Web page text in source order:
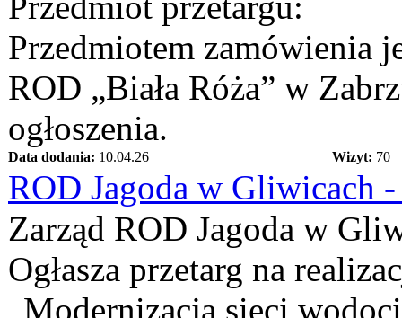
Przedmiotem zamówienia
ROD „Biała Róża” w
ogłoszenia.
Data dodania: 10.04.26 Wizyt: 70
ROD Jagoda w Gliwicach
Zarząd ROD Jagoda w
Ogłasza przetarg na
„Modernizacja sieci